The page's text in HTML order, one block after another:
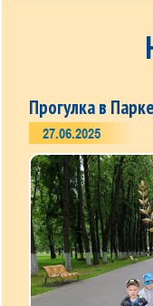
Прогулка в
27.06.2025